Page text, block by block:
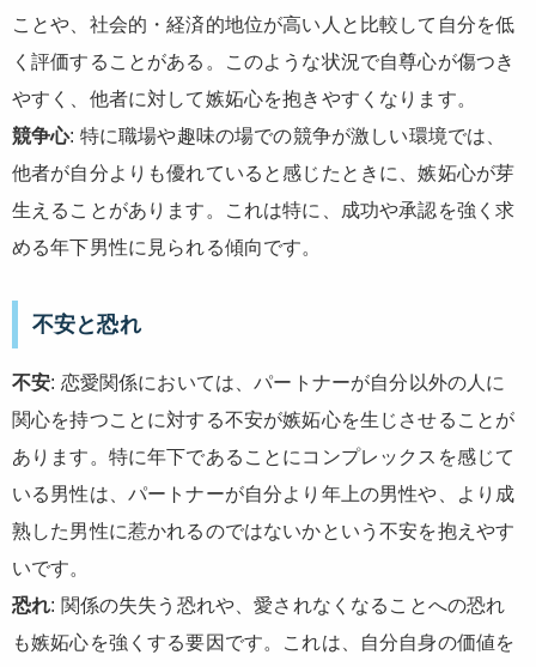
ことや、社会的・経済的地位が高い人と比較して自分を低
く評価することがある。このような状況で自尊心が傷つき
やすく、他者に対して嫉妬心を抱きやすくなります。
競争心: 特に職場や趣味の場での競争が激しい環境では、
他者が自分よりも優れていると感じたときに、嫉妬心が芽
生えることがあります。これは特に、成功や承認を強く求
める年下男性に見られる傾向です。
不安と恐れ
不安: 恋愛関係においては、パートナーが自分以外の人に
関心を持つことに対する不安が嫉妬心を生じさせることが
あります。特に年下であることにコンプレックスを感じて
いる男性は、パートナーが自分より年上の男性や、より成
熟した男性に惹かれるのではないかという不安を抱えやす
いです。
恐れ: 関係の失失う恐れや、愛されなくなることへの恐れ
も嫉妬心を強くする要因です。これは、自分自身の価値を